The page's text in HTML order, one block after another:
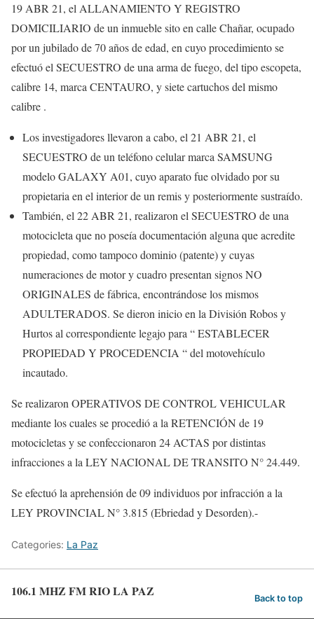
19 ABR 21, el ALLANAMIENTO Y REGISTRO
DOMICILIARIO de un inmueble sito en calle Chañar, ocupado
por un jubilado de 70 años de edad, en cuyo procedimiento se
efectuó el SECUESTRO de una arma de fuego, del tipo escopeta,
calibre 14, marca CENTAURO, y siete cartuchos del mismo
calibre .
Los investigadores llevaron a cabo, el 21 ABR 21, el
SECUESTRO de un teléfono celular marca SAMSUNG
modelo GALAXY A01, cuyo aparato fue olvidado por su
propietaria en el interior de un remis y posteriormente sustraído.
También, el 22 ABR 21, realizaron el SECUESTRO de una
motocicleta que no poseía documentación alguna que acredite
propiedad, como tampoco dominio (patente) y cuyas
numeraciones de motor y cuadro presentan signos NO
ORIGINALES de fábrica, encontrándose los mismos
ADULTERADOS. Se dieron inicio en la División Robos y
Hurtos al correspondiente legajo para “ ESTABLECER
PROPIEDAD Y PROCEDENCIA “ del motovehículo
incautado.
Se realizaron OPERATIVOS DE CONTROL VEHICULAR
mediante los cuales se procedió a la RETENCIÓN de 19
motocicletas y se confeccionaron 24 ACTAS por distintas
infracciones a la LEY NACIONAL DE TRANSITO N° 24.449.
Se efectuó la aprehensión de 09 individuos por infracción a la
LEY PROVINCIAL N° 3.815 (Ebriedad y Desorden).-
Categories: La Paz
106.1 MHZ FM RIO LA PAZ Back to top